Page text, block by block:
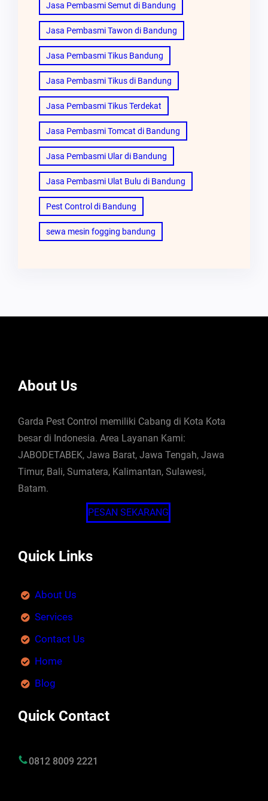
Jasa Pembasmi Semut di Bandung
Jasa Pembasmi Tawon di Bandung
Jasa Pembasmi Tikus Bandung
Jasa Pembasmi Tikus di Bandung
Jasa Pembasmi Tikus Terdekat
Jasa Pembasmi Tomcat di Bandung
Jasa Pembasmi Ular di Bandung
Jasa Pembasmi Ulat Bulu di Bandung
Pest Control di Bandung
sewa mesin fogging bandung
About Us
Garda Pest Control memiliki Cabang di Kota Kota
besar di Indonesia. Area Layanan Kami:
JABODETABEK, Jawa Barat, Jawa Tengah, Jawa
Timur, Bali, Sumatera, Kalimantan, Sulawesi,
Batam.
PESAN SEKARANG
Quick Links
About Us
Services
Contact Us
Home
Blog
Quick Contact
0812 8009 2221